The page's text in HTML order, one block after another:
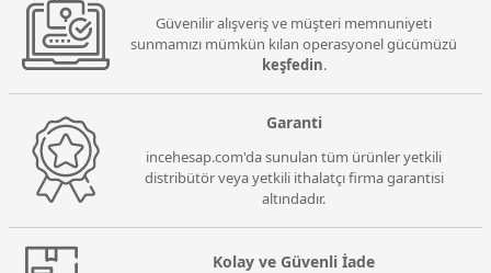
Güvenilir alışveriş ve müşteri memnuniyeti
sunmamızı mümkün kılan operasyonel gücümüzü
keşfedin.
Garanti
incehesap.com'da sunulan tüm ürünler yetkili
distribütör veya yetkili ithalatçı firma garantisi
altındadır.
Kolay ve Güvenli İade